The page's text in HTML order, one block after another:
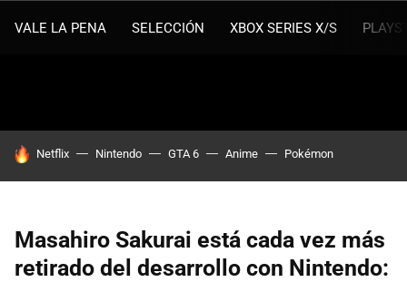
VALE LA PENA SELECCIÓN XBOX SERIES X/S
HOY SE HABLA DE
Netflix Nintendo GTA 6 Anime Pokémon
Masahiro Sakurai está cada vez más
retirado del desarrollo con Nintendo: